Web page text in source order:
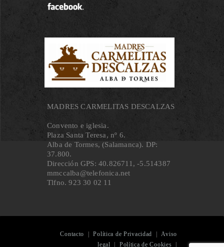
MADRES CARMELITAS DESCALZAS
Convento e iglesia.
Plaza Santa Teresa, nº 6.
Alba de Tormes, (Salamanca). DP:
37.800.
Dirección GPS: 40.826711, ‐5.514387
mmccalba@telefonica.net
Tlfno. 923 30 02 11
Contacto | Política de Privacidad |
Aviso
legal
| Política de Cookies |